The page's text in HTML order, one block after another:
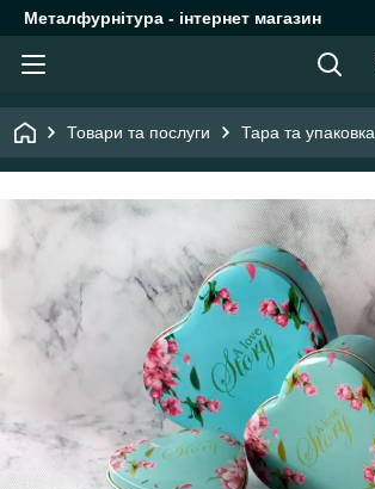
Металфурнітура - інтернет магазин
Товари та послуги Тара та упаковка